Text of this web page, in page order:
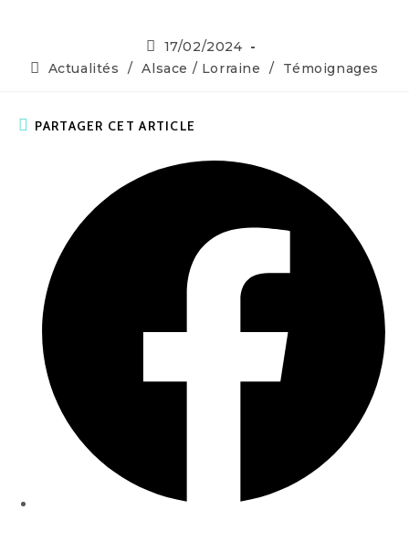
17/02/2024
Actualités
/ Alsace / Lorraine / Témoignages
PARTAGER CET ARTICLE